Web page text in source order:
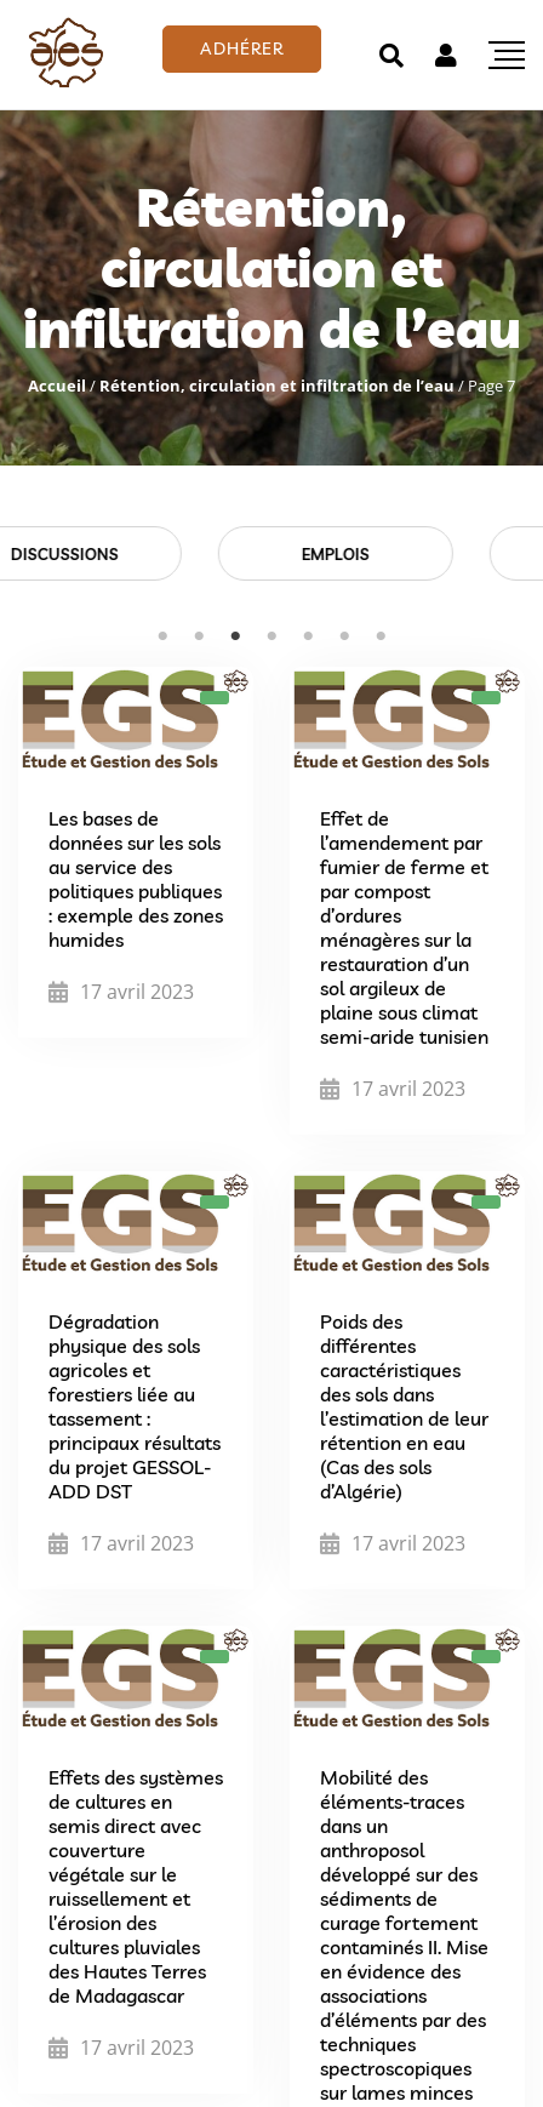
ADHÉRER
Rétention,
circulation et
infiltration de l’eau
Accueil/ Rétention, circulation et infiltration de l’eau/Page 7
EMPLOIS EVÉNEMENTS
Les bases de
données sur les sols
au service des
politiques publiques
: exemple des zones
humides
17 avril 2023
Effet de
l’amendement par
fumier de ferme et
par compost
d’ordures
ménagères sur la
restauration d’un
sol argileux de
plaine sous climat
semi-aride tunisien
17 avril 2023
Dégradation
physique des sols
agricoles et
forestiers liée au
tassement :
principaux résultats
du projet GESSOL-
ADD DST
17 avril 2023
Poids des
différentes
caractéristiques
des sols dans
l’estimation de leur
rétention en eau
(Cas des sols
d’Algérie)
17 avril 2023
Effets des systèmes
de cultures en
semis direct avec
couverture
végétale sur le
ruissellement et
l’érosion des
cultures pluviales
des Hautes Terres
de Madagascar
17 avril 2023
Mobilité des
éléments-traces
dans un
anthroposol
développé sur des
sédiments de
curage fortement
contaminés II. Mise
en évidence des
associations
d’éléments par des
techniques
spectroscopiques
sur lames minces